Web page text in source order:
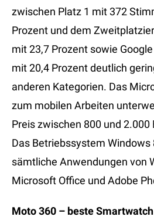
zwischen Platz 1 mit 372
Prozent und dem
mit 23,7 Prozent sowie
mit 20,4 Prozent deutlich
anderen Kategorien. Das
zum mobilen Arbeiten
Preis zwischen 800 und 2.000
Das Betriebssystem
sämtliche Anwendungen von
Microsoft Office und Adobe
Moto 360 – beste